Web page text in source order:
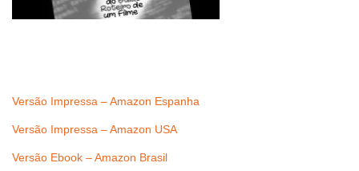
Versão Impressa – Amazon Espanha
Versão Impressa – Amazon USA
Versão Ebook – Amazon Brasil